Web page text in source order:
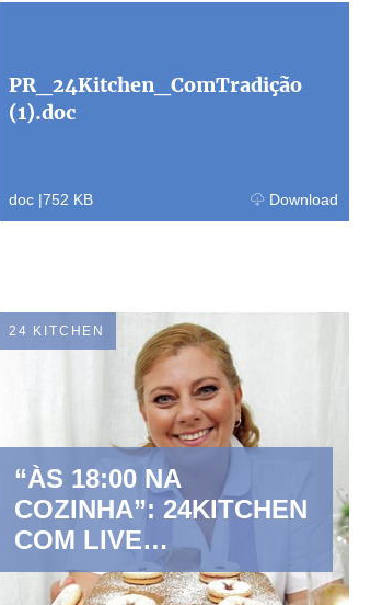
PR_24Kitchen_ComTradição
(1).doc
doc |752 KB Download
24 KITCHEN
“ÀS 18:00 NA
COZINHA”: 24KITCHEN
COM LIVE
STREAMINGS DIÁRIOS